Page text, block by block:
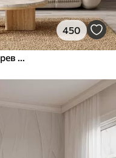
450